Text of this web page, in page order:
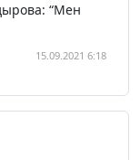
“Мен
15.09.2021 6:18